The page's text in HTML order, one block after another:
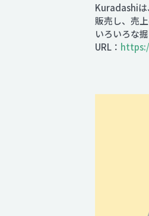
Kuradashiは
販売し、売
いろいろな
URL：